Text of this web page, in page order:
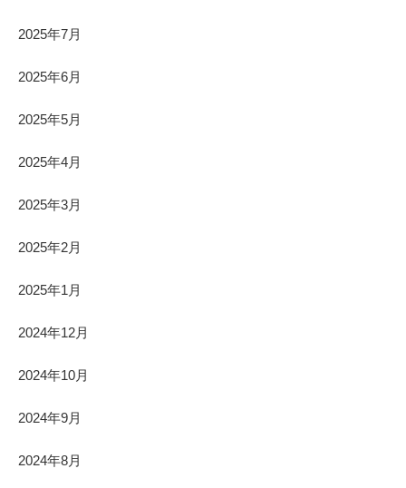
2025年7月
2025年6月
2025年5月
2025年4月
2025年3月
2025年2月
2025年1月
2024年12月
2024年10月
2024年9月
2024年8月